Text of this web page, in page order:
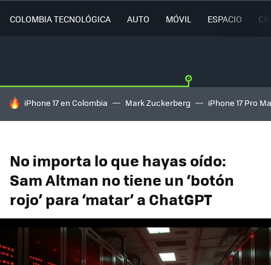
COLOMBIA TECNOLÓGICA AUTO MÓVIL ESPACIO
HOY SE HABLA DE
iPhone 17 en Colombia Mark Zuckerberg iPhone 17 Pro
No importa lo que hayas oído:
Sam Altman no tiene un ‘botón
rojo’ para ‘matar’ a ChatGPT